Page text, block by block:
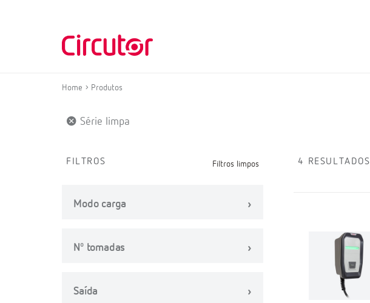
Home Produtos
Série limpa
FILTROS Filtros limpos
Modo carga
Nº tomadas
Saída
4 RESULTADOS